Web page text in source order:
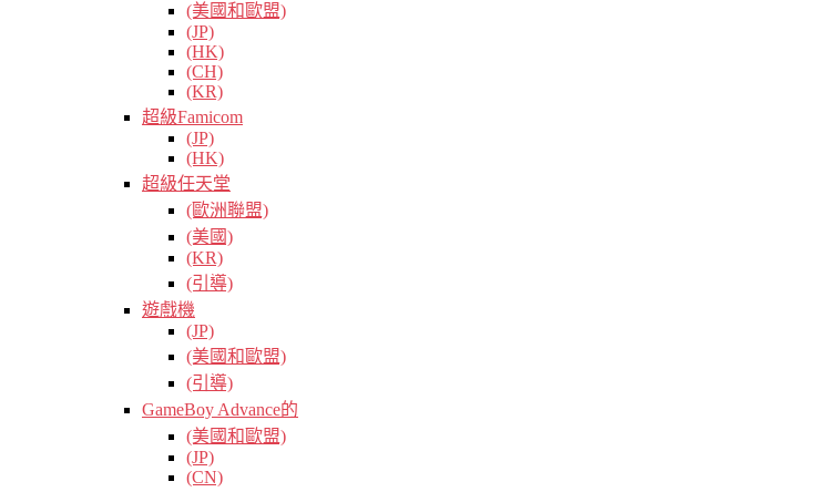
(美國和歐盟)
(JP)
(HK)
(CH)
(KR)
超級Famicom
(JP)
(HK)
超級任天堂
(歐洲聯盟)
(美國)
(KR)
(引導)
遊戲機
(JP)
(美國和歐盟)
(引導)
GameBoy Advance的
(美國和歐盟)
(JP)
(CN)